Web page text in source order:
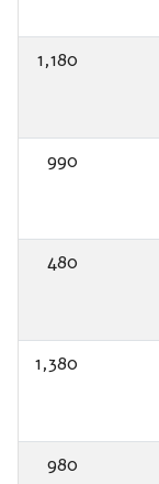
1,180
990
480
1,380
980